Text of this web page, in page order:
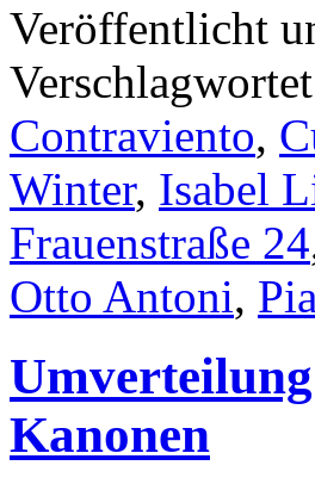
Veröffentlicht
Contraviento,
Winter, Isabel
Frauenstraße 24
Otto Antoni,
Kanonen